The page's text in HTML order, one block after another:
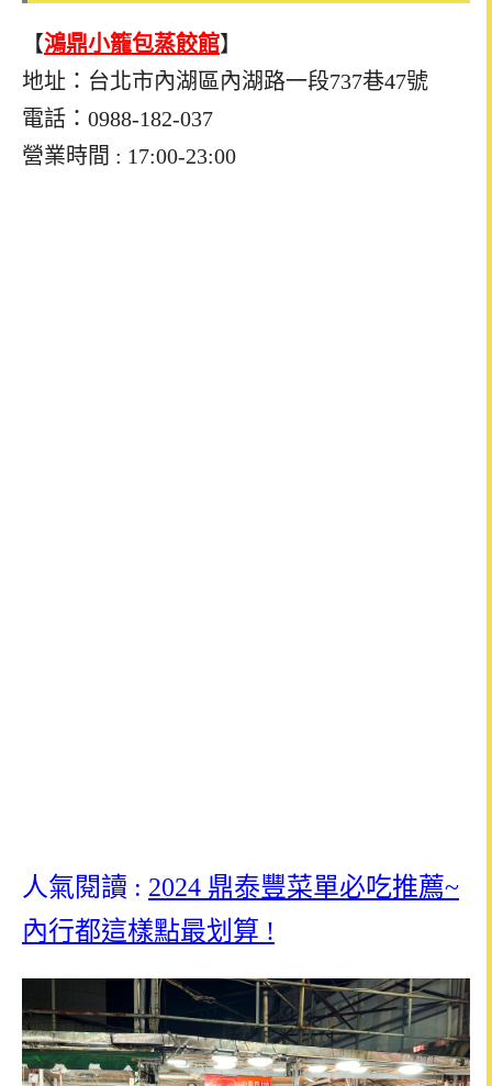
【鴻鼎小籠包蒸餃館】
地址：台北市內湖區內湖路一段737巷47號
電話：0988-182-037
營業時間 : 17:00-23:00
人氣閱讀 : 2024 鼎泰豐菜單必吃推薦~
內行都這樣點最划算 !